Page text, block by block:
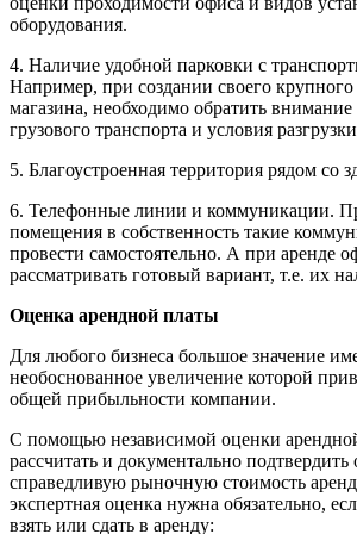
оборудования.
4. Наличие удобной парковки с
Например, при создании своего крупного
магазина, необходимо обратить
грузового транспорта и условия
5. Благоустроенная территория рядом со
6. Телефонные линии и коммуникации.
помещения в собственность такие
провести самостоятельно. А при аренде
рассматривать готовый вариант, т.е. их
Оценка арендной платы
Для любого бизнеса большое значение
необоснованное увеличение которой
общей прибыльности компании.
С помощью независимой оценки
рассчитать и документально
справедливую рыночную стоимость
экспертная оценка нужна обязательно,
взять или сдать в аренду: